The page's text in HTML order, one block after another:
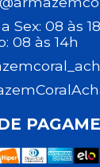
Sex: 08 às
08 às 14h